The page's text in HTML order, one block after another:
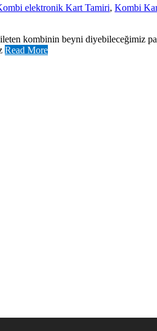
elektronik Kart Tamiri, Kombi
kombinin beyni diyebileceğimiz
Read More